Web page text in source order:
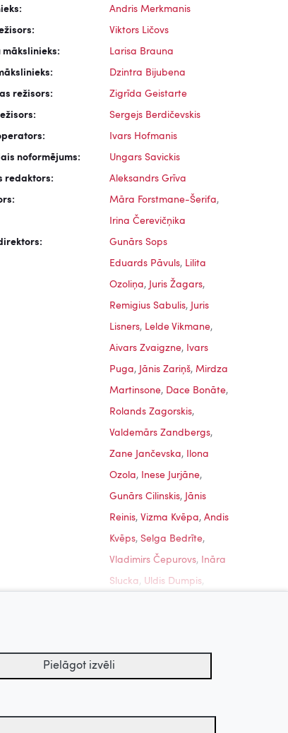
Andris Merkmanis
Viktors Ličovs
mākslinieks: Larisa Brauna
Dzintra Bijubena
režisors: Zigrīda Geistarte
Sergejs Berdičevskis
Ivars Hofmanis
noformējums: Ungars Savickis
redaktors: Aleksandrs Grīva
Māra Forstmane-Šerifa,
Irina Čerevičņika
Gunārs Sops
Eduards Pāvuls, Lilita
Ozoliņa, Juris Žagars,
Remigius Sabulis, Juris
Lisners, Lelde Vikmane,
Aivars Zvaigzne, Ivars
Puga, Jānis Zariņš, Mirdza
Martinsone, Dace Bonāte,
Rolands Zagorskis,
Valdemārs Zandbergs,
Zane Jančevska, Ilona
Ozola, Inese Jurjāne,
Gunārs Cilinskis, Jānis
Reinis, Vizma Kvēpa, Andis
Kvēps, Selga Bedrīte,
Vladimirs Čepurovs, Ināra
Slucka, Uldis Dumpis,
Nikolajs (Niks) Ērglis
Pielāgot izvēli